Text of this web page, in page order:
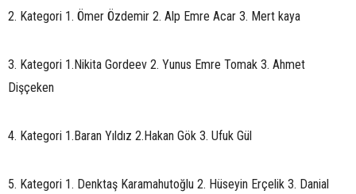
2. Kategori 1. Ömer Özdemir 2. Alp Emre Acar 3. Mert kaya
3. Kategori 1.Nikita Gordeev 2. Yunus Emre Tomak 3. Ahmet
Dişçeken
4. Kategori 1.Baran Yıldız 2.Hakan Gök 3. Ufuk Gül
5. Kategori 1. Denktaş Karamahutoğlu 2. Hüseyin Erçelik 3. Danial